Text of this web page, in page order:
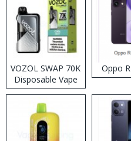
VOZOL SWAP 70K
Disposable Vape
Oppo